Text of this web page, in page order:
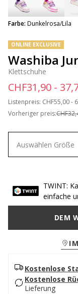
ONLINE EXCLUSIVE
Washiba
Klettschuhe
CHF31,90 -
Listenpreis: Price
CHF55,00 -
Vorheriger preis:
Farbe: Dunkelrosa/Lila
Auswählen Größe
TWINT:
einfache
DEM
Kostenlose
Kostenlose
Lieferung